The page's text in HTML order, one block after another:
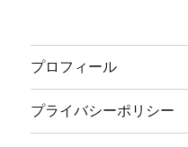
プロフィール
プライバシーポリシー